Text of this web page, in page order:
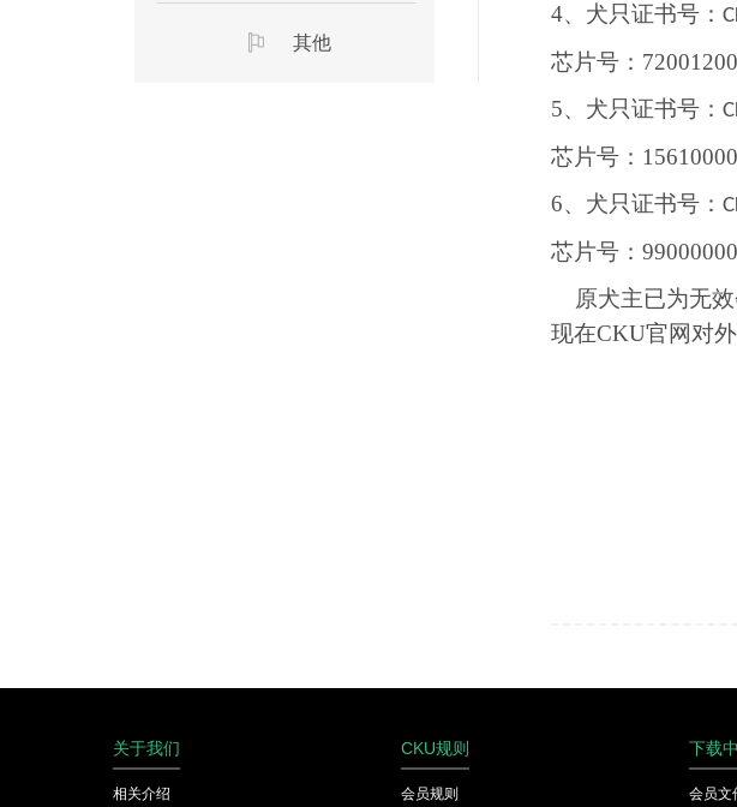
其他
4、犬只证书号：
芯片号：
5、犬只证书号：
芯片号：
6、犬只证书号：
芯片号：
原犬主已为无效
现在CKU官网对
关于我们
相关介绍
CKU规则
会员规则
下载
会员文